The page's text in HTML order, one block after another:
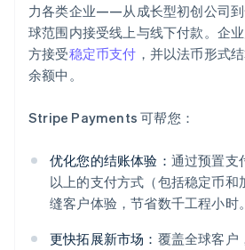
力各类企业——从成长型初创公司
球范围内接受线上与线下付款。企
方接受稳定币支付 ，并以法币形式
余额中。
Stripe Payments 可帮您：
优化您的结账体验： 通过预置支
以上的支付方式（包括稳定币和
缝客户体验，节省数千工程小时。
更快拓展新市场： 覆盖全球客户